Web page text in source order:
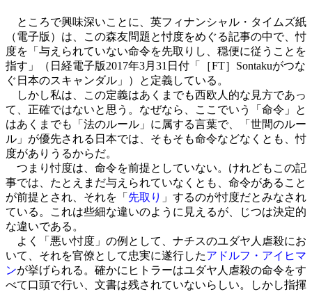
ところで興味深いことに、英フィナンシャル・タイムズ紙
（電子版）は、この森友問題と忖度をめぐる記事の中で、忖
度を「与えられていない命令を先取りし、穏便に従うことを
指す」（日経電子版2017年3月31日付「［FT］Sontakuがつな
ぐ日本のスキャンダル」）と定義している。
しかし私は、この定義はあくまでも西欧人的な見方であっ
て、正確ではないと思う。なぜなら、ここでいう「命令」と
はあくまでも「法のルール」に属する言葉で、「世間のルー
ル」が優先される日本では、そもそも命令などなくとも、忖
度がありうるからだ。
つまり忖度は、命令を前提としていない。けれどもこの記
事では、たとえまだ与えられていなくとも、命令があること
が前提とされ、それを「 先取り 」するのが忖度だとみなされ
ている。これは些細な違いのように見えるが、じつは決定的
な違いである。
よく「悪い忖度」の例として、ナチスのユダヤ人虐殺にお
いて、それを官僚として忠実に遂行したアドルフ・アイヒマ
ンが挙げられる。確かにヒトラーはユダヤ人虐殺の命令をす
べて口頭で行い、文書は残されていないらしい。しかし指揮